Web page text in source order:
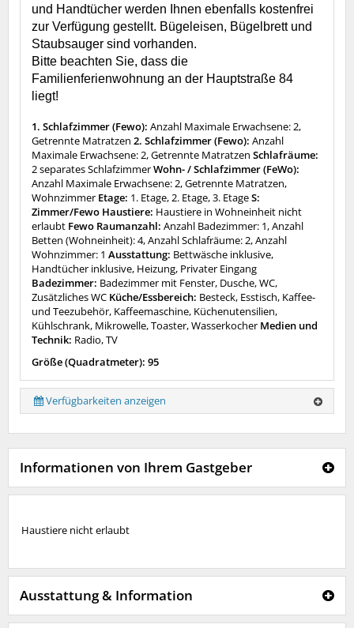
und Handtücher werden Ihnen ebenfalls kostenfrei
zur Verfügung gestellt. Bügeleisen, Bügelbrett und
Staubsauger sind vorhanden.
Bitte beachten Sie, dass die
Familienferienwohnung an der Hauptstraße 84
liegt!
1. Schlafzimmer (Fewo): Anzahl Maximale Erwachsene: 2,
Getrennte Matratzen 2. Schlafzimmer (Fewo): Anzahl
Maximale Erwachsene: 2, Getrennte Matratzen Schlafräume:
2 separates SchlafzimmerWohn- / Schlafzimmer (FeWo):
Anzahl Maximale Erwachsene: 2, Getrennte Matratzen,
Wohnzimmer Etage: 1. Etage, 2. Etage, 3. EtageS:
Zimmer/Fewo Haustiere: Haustiere in Wohneinheit nicht
erlaubt Fewo Raumanzahl: Anzahl Badezimmer: 1, Anzahl
Betten (Wohneinheit): 4, Anzahl Schlafräume: 2, Anzahl
Wohnzimmer: 1 Ausstattung: Bettwäsche inklusive,
Handtücher inklusive, Heizung, Privater Eingang
Badezimmer: Badezimmer mit Fenster, Dusche, WC,
Zusätzliches WC Küche/Essbereich: Besteck, Esstisch, Kaffee-
und Teezubehör, Kaffeemaschine, Küchenutensilien,
Kühlschrank, Mikrowelle, Toaster, Wasserkocher Medien und
Technik: Radio, TV
Größe (Quadratmeter): 95
Verfügbarkeiten anzeigen
Informationen von Ihrem Gastgeber
Haustiere nicht erlaubt
Ausstattung & Information